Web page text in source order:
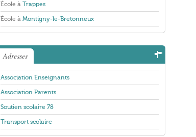
École à Trappes
École à Montigny-le-Bretonneux
Adresses
Association Enseignants
Association Parents
Soutien scolaire 78
Transport scolaire